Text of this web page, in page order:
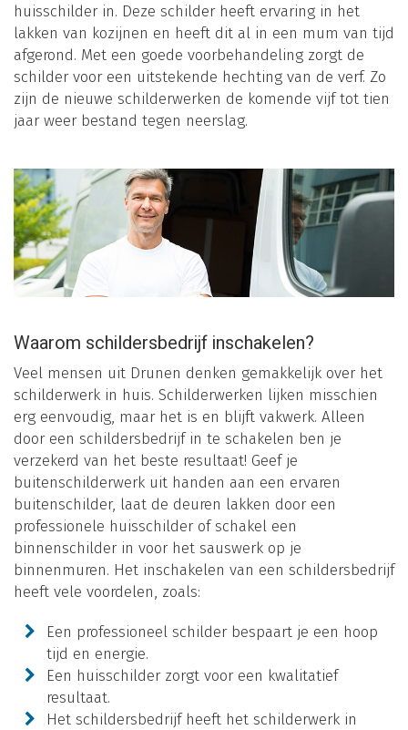
huisschilder in. Deze schilder heeft ervaring in het
lakken van kozijnen en heeft dit al in een mum van tijd
afgerond. Met een goede voorbehandeling zorgt de
schilder voor een uitstekende hechting van de verf. Zo
zijn de nieuwe schilderwerken de komende vijf tot tien
jaar weer bestand tegen neerslag.
Waarom schildersbedrijf inschakelen?
Veel mensen uit Drunen denken gemakkelijk over het
schilderwerk in huis. Schilderwerken lijken misschien
erg eenvoudig, maar het is en blijft vakwerk. Alleen
door een schildersbedrijf in te schakelen ben je
verzekerd van het beste resultaat! Geef je
buitenschilderwerk uit handen aan een ervaren
buitenschilder, laat de deuren lakken door een
professionele huisschilder of schakel een
binnenschilder in voor het sauswerk op je
binnenmuren. Het inschakelen van een schildersbedrijf
heeft vele voordelen, zoals:
Een professioneel schilder bespaart je een hoop
tijd en energie.
Een huisschilder zorgt voor een kwalitatief
resultaat.
Het schildersbedrijf heeft het schilderwerk in